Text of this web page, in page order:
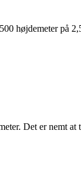
højdemeter på
Det er nemt at